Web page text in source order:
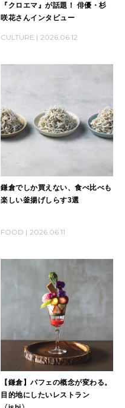
『クロエマ』が話題！ 俳優・杉
咲花さんインタビュー
CULTURE 2026.06.12
鎌倉でしか買えない、食べ比べも
楽しい釜揚げしらす3選
FOOD 2026.06.11
【鎌倉】パフェの概念が変わる。
目的地にしたいレストラン